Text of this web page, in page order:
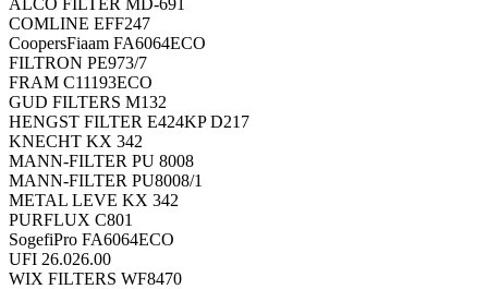
COMLINE EFF247
CoopersFiaam FA6064ECO
FILTRON PE973/7
FRAM C11193ECO
GUD FILTERS M132
HENGST FILTER E424KP D217
KNECHT KX 342
MANN-FILTER PU 8008
MANN-FILTER PU8008/1
METAL LEVE KX 342
PURFLUX C801
SogefiPro FA6064ECO
UFI 26.026.00
WIX FILTERS WF8470